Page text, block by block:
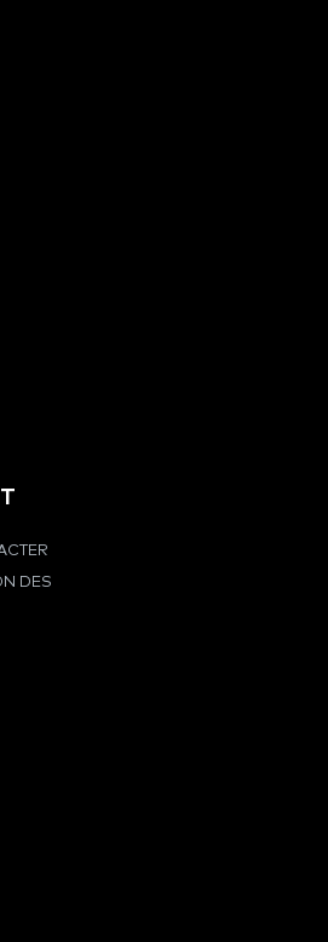
DES